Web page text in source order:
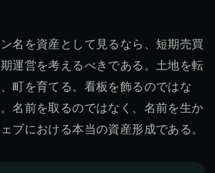
名を資産として見るなら、短期売買
運営を考えるべきである。土地を転
町を育てる。看板を飾るのではな
名前を取るのではなく、名前を生か
ブにおける本当の資産形成である。